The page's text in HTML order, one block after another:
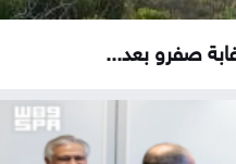
صفرو بعد...